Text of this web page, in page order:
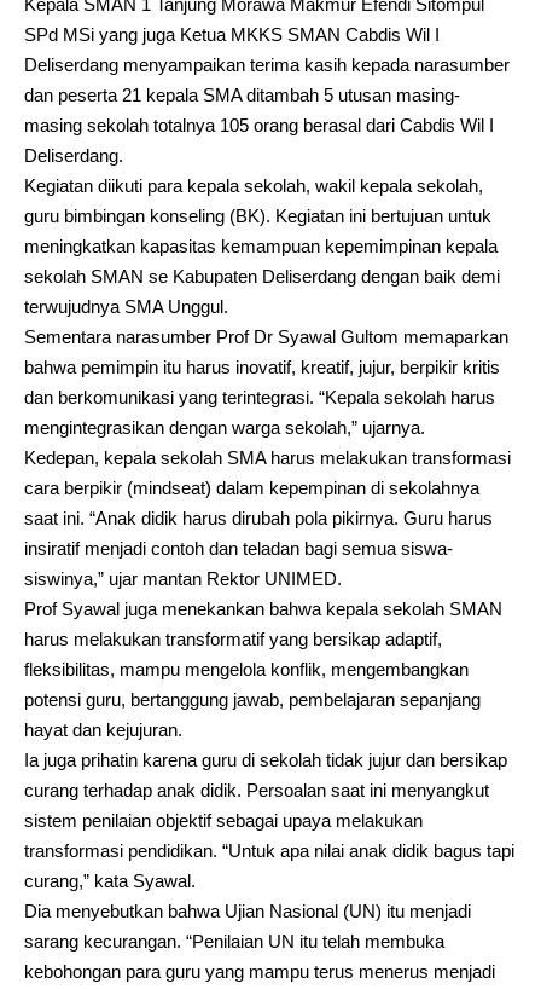
SPd MSi yang juga Ketua MKKS SMAN Cabdis Wil I
Deliserdang menyampaikan terima kasih kepada narasumber
dan peserta 21 kepala SMA ditambah 5 utusan masing-
masing sekolah totalnya 105 orang berasal dari Cabdis Wil I
Deliserdang.
Kegiatan diikuti para kepala sekolah, wakil kepala sekolah,
guru bimbingan konseling (BK). Kegiatan ini bertujuan untuk
meningkatkan kapasitas kemampuan kepemimpinan kepala
sekolah SMAN se Kabupaten Deliserdang dengan baik demi
terwujudnya SMA Unggul.
Sementara narasumber Prof Dr Syawal Gultom memaparkan
bahwa pemimpin itu harus inovatif, kreatif, jujur, berpikir kritis
dan berkomunikasi yang terintegrasi. “Kepala sekolah harus
mengintegrasikan dengan warga sekolah,” ujarnya.
Kedepan, kepala sekolah SMA harus melakukan transformasi
cara berpikir (mindseat) dalam kepempinan di sekolahnya
saat ini. “Anak didik harus dirubah pola pikirnya. Guru harus
insiratif menjadi contoh dan teladan bagi semua siswa-
siswinya,” ujar mantan Rektor UNIMED.
Prof Syawal juga menekankan bahwa kepala sekolah SMAN
harus melakukan transformatif yang bersikap adaptif,
fleksibilitas, mampu mengelola konflik, mengembangkan
potensi guru, bertanggung jawab, pembelajaran sepanjang
hayat dan kejujuran.
Ia juga prihatin karena guru di sekolah tidak jujur dan bersikap
curang terhadap anak didik. Persoalan saat ini menyangkut
sistem penilaian objektif sebagai upaya melakukan
transformasi pendidikan. “Untuk apa nilai anak didik bagus tapi
curang,” kata Syawal.
Dia menyebutkan bahwa Ujian Nasional (UN) itu menjadi
sarang kecurangan. “Penilaian UN itu telah membuka
kebohongan para guru yang mampu terus menerus menjadi